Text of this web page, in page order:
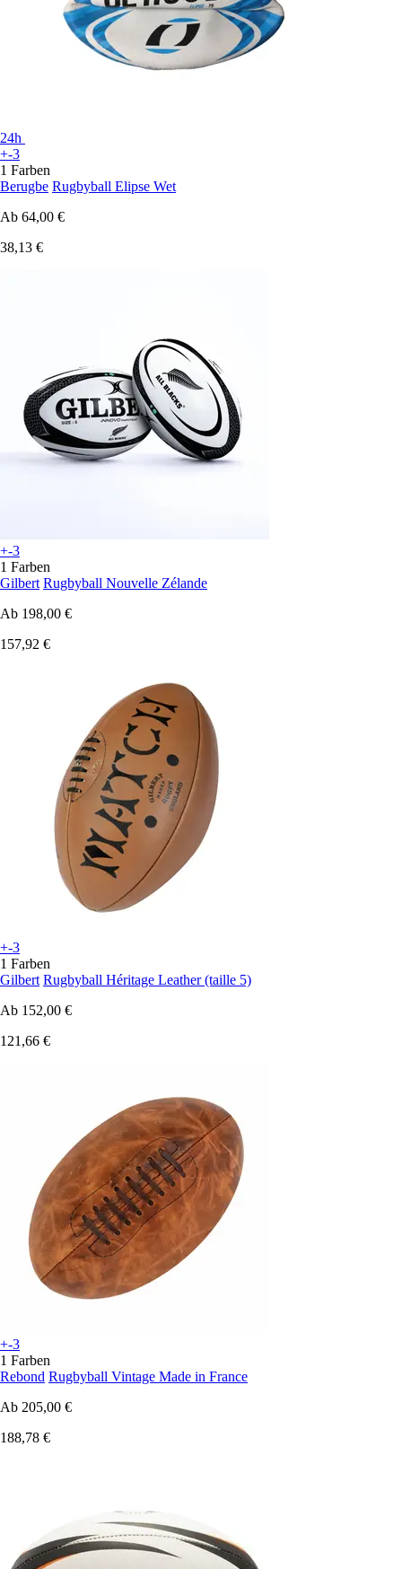
24h
+-3
1 Farben
Berugbe Rugbyball Elipse Wet
Ab 64,00 €
38,13 €
+-3
1 Farben
Gilbert Rugbyball Nouvelle Zélande
Ab 198,00 €
157,92 €
+-3
1 Farben
Gilbert Rugbyball Héritage Leather (taille 5)
Ab 152,00 €
121,66 €
+-3
1 Farben
Rebond Rugbyball Vintage Made in France
Ab 205,00 €
188,78 €